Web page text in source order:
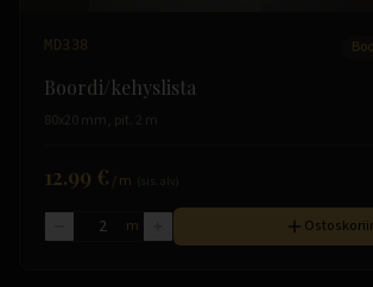
MD338
Boordi/kehyslista
80x20 mm, pit. 2 m
12.99 € /m
m